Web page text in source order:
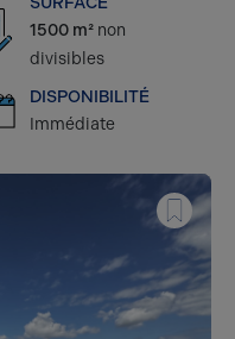
1500 m² non
divisibles
DISPONIBILITÉ
Immédiate